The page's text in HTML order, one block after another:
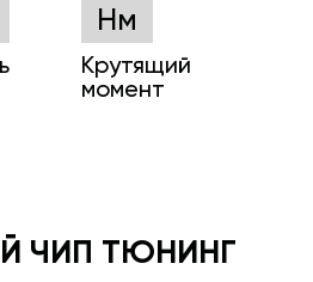
Нм
Крутящий
момент
ЧИП ТЮНИНГ